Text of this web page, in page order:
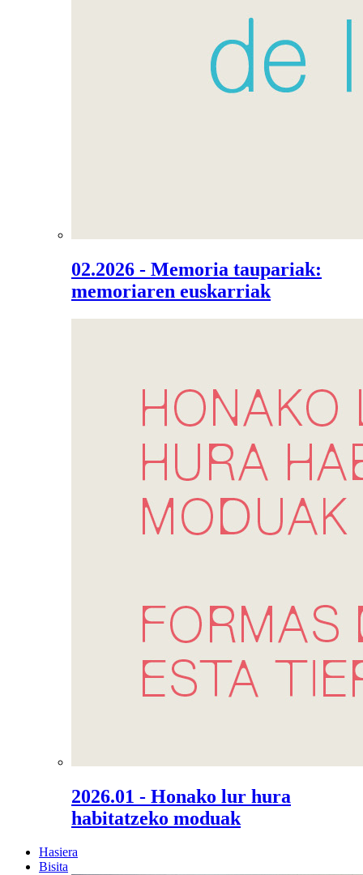
02.2026 - Memoria taupariak:
memoriaren euskarriak
2026.01 - Honako lur hura
habitatzeko moduak
Hasiera
Bisita